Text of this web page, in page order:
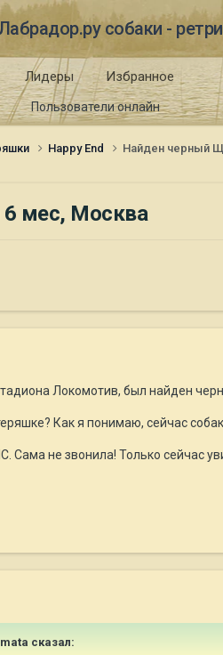
собаки -
Пользователи онлайн
Лидеры Избранное
Happy End Найден черный
мес, Москва
Локомотив, был найден
Как я понимаю, сейчас
Сама не звонила! Только сейчас
сказал: